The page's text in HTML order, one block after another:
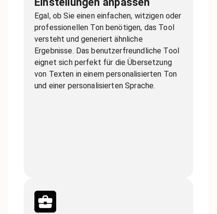
Egal, ob Sie einen einfachen, witzigen oder
professionellen Ton benötigen, das Tool
versteht und generiert ähnliche
Ergebnisse. Das benutzerfreundliche Tool
eignet sich perfekt für die Übersetzung
von Texten in einem personalisierten Ton
und einer personalisierten Sprache.